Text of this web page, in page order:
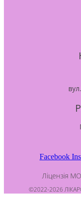
Facebook
Ліцензія
©2022-2026